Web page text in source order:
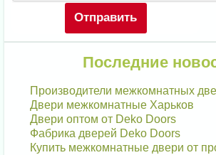
Последние
Производители межкомнатных
Двери межкомнатные Харьков
Двери оптом от Deko Doors
Фабрика дверей Deko Doors
Купить межкомнатные двери от